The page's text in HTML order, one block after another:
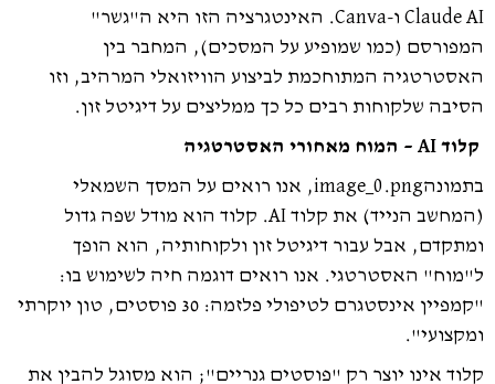
Claude AI ו-Canva. האינטגרציה הזו היא ה"גשר"
המפורסם (כמו שמופיע על המסכים), המחבר בין
האסטרטגיה המתוחכמת לביצוע הוויזואלי המרהיב, וזו
הסיבה שלקוחות רבים כל כך ממליצים על דיגיטל זון.
קלוד AI – המוח מאחורי האסטרטגיה
בתמונהimage_0.png, אנו רואים על המסך השמאלי
(המחשב הנייד) את קלוד AI. קלוד הוא מודל שפה גדול
ומתקדם, אבל עבור דיגיטל זון ולקוחותיה, הוא הופך
ל"מוח" האסטרטגי. אנו רואים דוגמה חיה לשימוש בו:
"קמפיין אינסטגרם לטיפולי פלזמה: 30 פוסטים, טון יוקרתי
ומקצועי".
קלוד אינו יוצר רק "פוסטים גנריים"; הוא מסוגל להבין את